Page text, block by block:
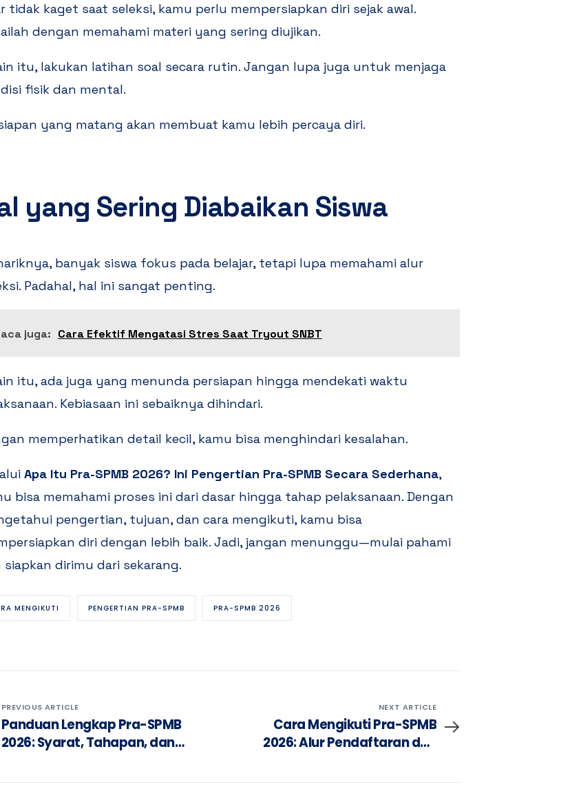
tidak kaget saat seleksi, kamu perlu mempersiapkan diri sejak awal.
dengan memahami materi yang sering diujikan.
itu, lakukan latihan soal secara rutin. Jangan lupa juga untuk menjaga
fisik dan mental.
yang matang akan membuat kamu lebih percaya diri.
yang Sering Diabaikan Siswa
banyak siswa fokus pada belajar, tetapi lupa memahami alur
Padahal, hal ini sangat penting.
juga: Cara Efektif Mengatasi Stres Saat Tryout SNBT
itu, ada juga yang menunda persiapan hingga mendekati waktu
Kebiasaan ini sebaiknya dihindari.
memperhatikan detail kecil, kamu bisa menghindari kesalahan.
Apa Itu Pra-SPMB 2026? Ini Pengertian Pra-SPMB Secara Sederhana,
bisa memahami proses ini dari dasar hingga tahap pelaksanaan. Dengan
pengertian, tujuan, dan cara mengikuti, kamu bisa
diri dengan lebih baik. Jadi, jangan menunggu—mulai pahami
siapkan dirimu dari sekarang.
MENGIKUTI PENGERTIAN PRA-SPMB PRA-SPMB 2026
PREVIOUS ARTICLE
Panduan Lengkap Pra-SPMB
2026: Syarat, Tahapan, dan
NEXT ARTICLE
Cara Mengikuti Pra-SPMB
2026: Alur Pendaftaran dan